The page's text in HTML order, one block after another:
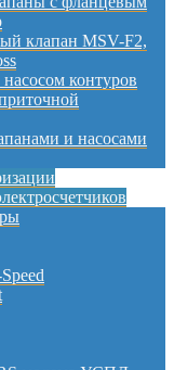
клапан MSV-F2,
контуров
и насосами